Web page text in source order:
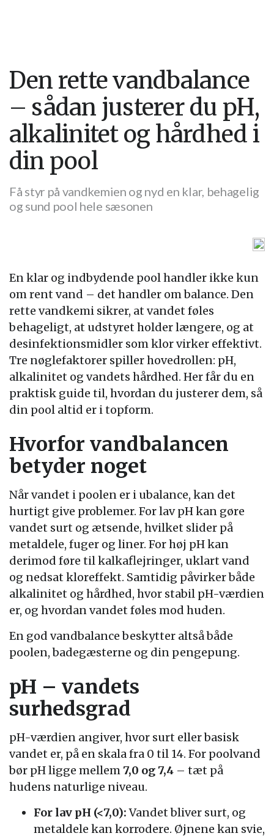
Den rette vandbalance
– sådan justerer du pH,
alkalinitet og hårdhed i
din pool
Få styr på vandkemien og nyd en klar, behagelig
og sund pool hele sæsonen
En klar og indbydende pool handler ikke kun
om rent vand – det handler om balance. Den
rette vandkemi sikrer, at vandet føles
behageligt, at udstyret holder længere, og at
desinfektionsmidler som klor virker effektivt.
Tre nøglefaktorer spiller hovedrollen: pH,
alkalinitet og vandets hårdhed. Her får du en
praktisk guide til, hvordan du justerer dem, så
din pool altid er i topform.
Hvorfor vandbalancen
betyder noget
Når vandet i poolen er i ubalance, kan det
hurtigt give problemer. For lav pH kan gøre
vandet surt og ætsende, hvilket slider på
metaldele, fuger og liner. For høj pH kan
derimod føre til kalkaflejringer, uklart vand
og nedsat kloreffekt. Samtidig påvirker både
alkalinitet og hårdhed, hvor stabil pH-værdien
er, og hvordan vandet føles mod huden.
En god vandbalance beskytter altså både
poolen, badegæsterne og din pengepung.
pH – vandets
surhedsgrad
pH-værdien angiver, hvor surt eller basisk
vandet er, på en skala fra 0 til 14. For poolvand
bør pH ligge mellem7,0 og 7,4 – tæt på
hudens naturlige niveau.
For lav pH (<7,0):Vandet bliver surt, og
metaldele kan korrodere. Øjnene kan svie,